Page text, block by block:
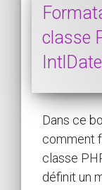
classe
Dans ce
comment
classe
définit un